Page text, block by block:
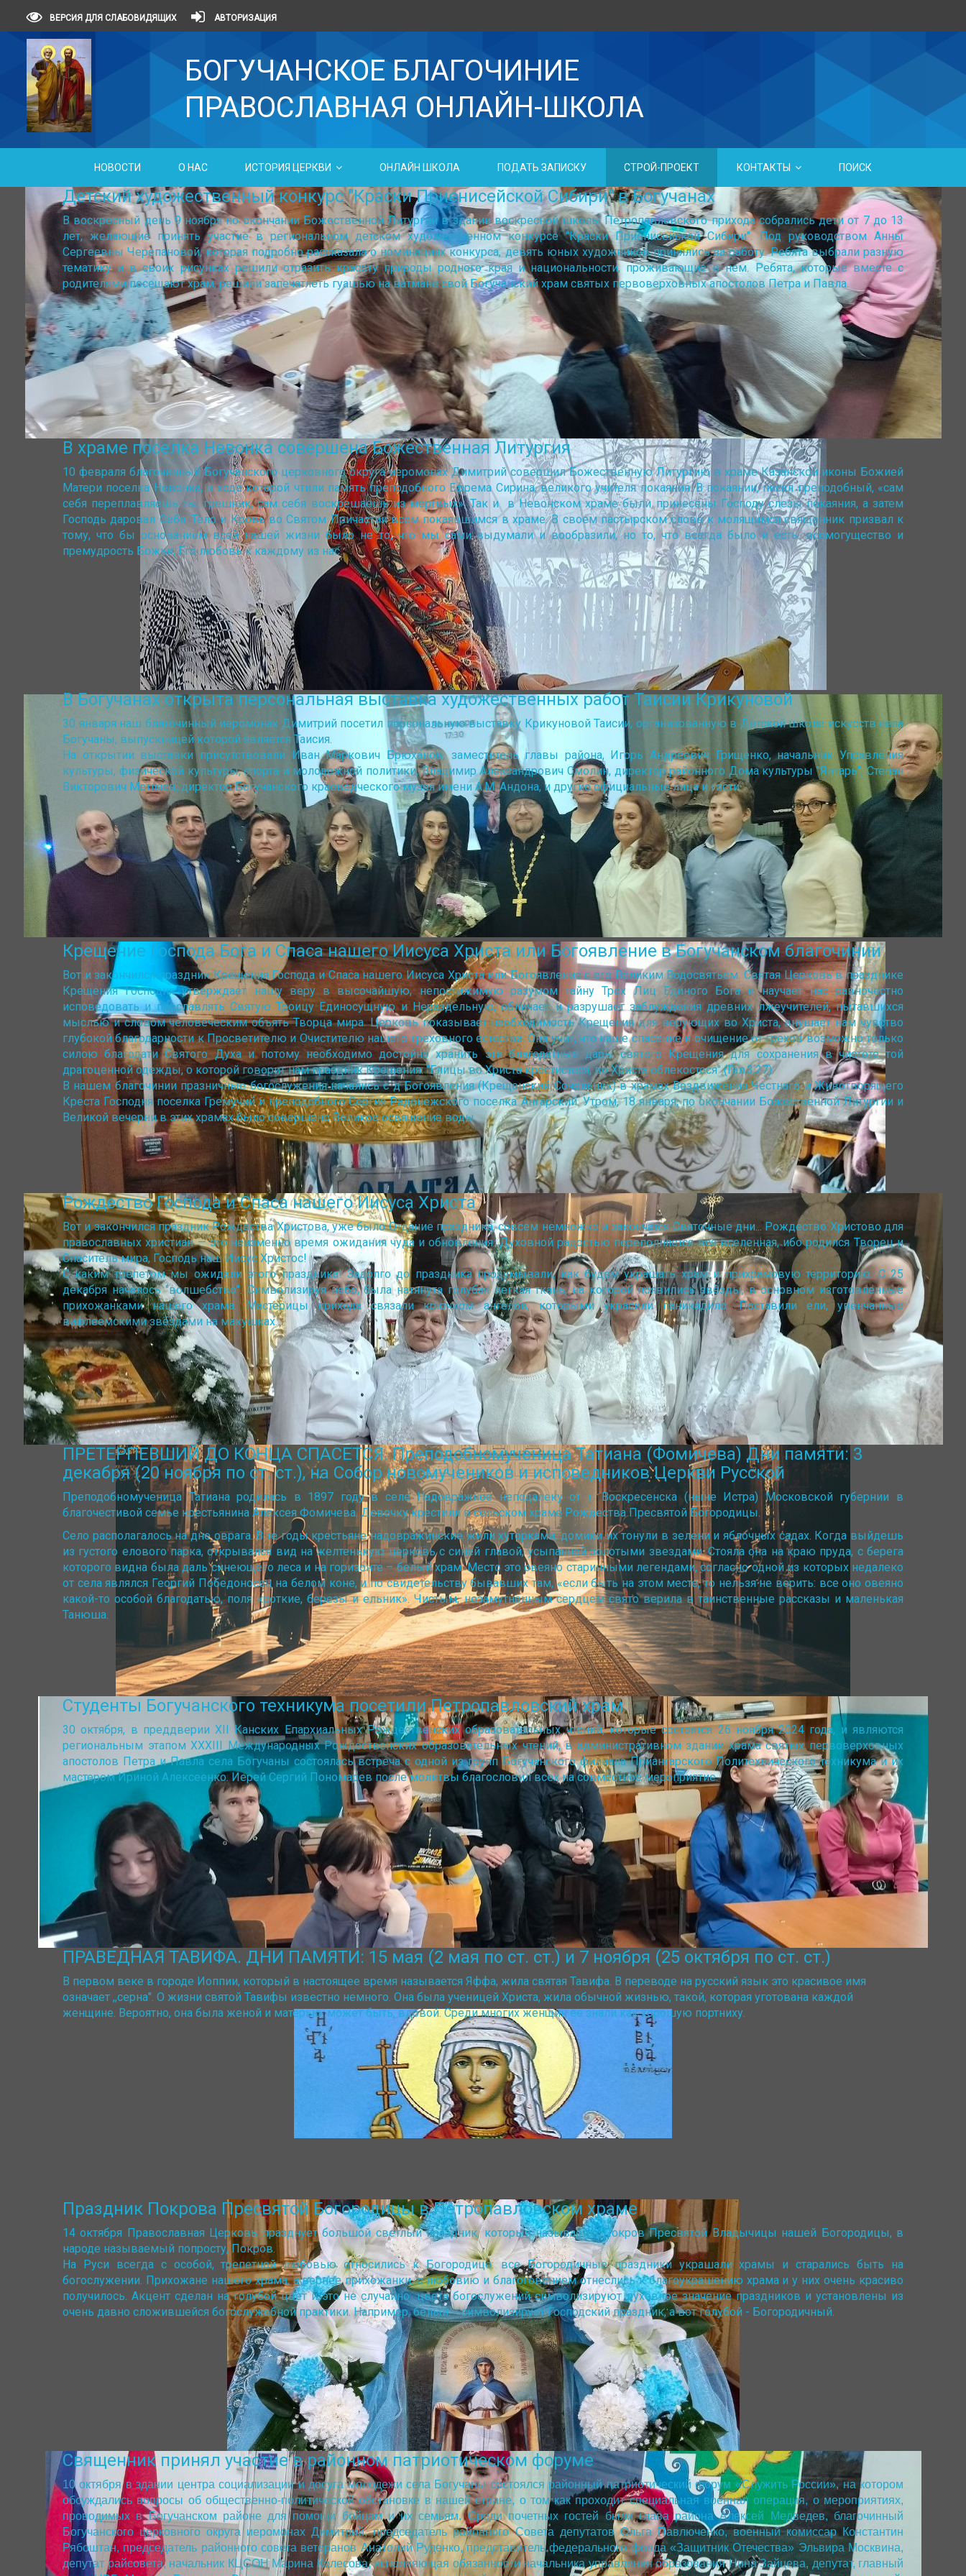
ВЕРСИЯ ДЛЯ СЛАБОВИДЯЩИХ АВТОРИЗАЦИЯ
БОГУЧАНСКОЕ БЛАГОЧИНИЕ
ПРАВОСЛАВНАЯ ОНЛАЙН-ШКОЛА
НОВОСТИ О НАС ИСТОРИЯ ЦЕРКВИ ОНЛАЙН ШКОЛА ПОДАТЬ ЗАПИСКУ СТРОЙ-ПРОЕКТ КОНТАКТЫ ПОИСК
Детский художественный конкурс "Краски Приенисейской Сибири" в Богучанах
В воскресный день 9 ноября по окончании Божественной Литургии в здании воскресной школы Петропавловского прихода собрались дети от 7 до 13
лет, желающие принять участие в региональном детском художественном конкурсе "Краски Приенисейской Сибири". Под руководством Анны
Сергеевны Черепановой, которая подробно рассказала о номинациях конкурса, девять юных художников принялись за работу. Ребята выбрали разную
тематику и в своих рисунках решили отразить красоту природы родного края и национальности, проживающие в нем. Ребята, которые вместе с
родителями посещают храм, решили запечатлеть гуашью на ватмане свой Богучанский храм святых первоверховных апостолов Петра и Павла.
В храме поселка Невонка совершена Божественная Литургия
10 февраля благочинный Богучанского церковного округа иеромонах Димитрий совершил Божественную Литургию в храме Казанской иконы Божией
Матери поселка Невонка, в ходе которой чтили память преподобного Ефрема Сирина, великого учителя покаяния. В покаянии, писал преподобный, «сам
себя переплавляешь ты, грешник, сам себя воскрешаешь из мертвых». Так и в Невонском храме были принесены Господу слезы покаяния, а затем
Господь даровал Себя: Тело и Кровь во Святом Причастии всем покаявшимся в храме. В своем пастырском слове к молящимся священник призвал к
тому, что бы основанием всей нашей жизни было не то, что мы сами выдумали и вообразили, но то, что всегда было и есть: всемогущество и
премудрость Божьи, Его любовь к каждому из нас.
В Богучанах открыта персональная выставка художественных работ Таисии Крикуновой
30 января наш благочинный иеромонах Димитрий посетил персональную выставку Крикуновой Таисии, организованную в Детской школе искусств села
Богучаны, выпускницей которой является Таисия.
На открытии выставки присутствовали Иван Маркович Брюханов, заместитель главы района, Игорь Андреевич Грищенко, начальник Управления
культуры, физической культуры, спорта и молодежной политики, Владимир Александрович Смолин, директор районного Дома культуры "Янтарь", Степан
Викторович Метляев, директор Богучанского краеведческого музея имени А.М. Андона, и другие официальные лица и гости.
Крещение Господа Бога и Спаса нашего Иисуса Христа или Богоявление в Богучанском благочинии
Вот и закончился праздник Крещения Господа и Спаса нашего Иисуса Христа или Богоявление с его Великим Водосвятьем. Святая Церковь в празднике
Крещения Господня утверждает нашу веру в высочайшую, непостижимую разумом тайну Трех Лиц Единого Бога и научает нас равночестно
исповедовать и прославлять Святую Троицу Единосущную и Нераздельную; обличает и разрушает заблуждения древних лжеучителей, пытавшихся
мыслью и словом человеческим объять Творца мира. Церковь показывает необходимость Крещения для верующих во Христа, внушает нам чувство
глубокой благодарности к Просветителю и Очистителю нашего греховного естества. Она учит, что наше спасение и очищение от грехов возможно только
силою благодати Святого Духа и потому необходимо достойно хранить эти благодатные дары святого Крещения для сохранения в чистоте той
драгоценной одежды, о которой говорит нам праздник Крещения: "Елицы во Христа крестистеся, во Христа облекостеся" (Гал.3,27).
В нашем благочинии празничные богослужения начались с д Богоявления (Крещенский Сочельник) в храмах Воздвижения Честнаго и Животворящего
Креста Господня поселка Гремучий и преподобного Сергия Радонежского поселка Ангарский. Утром, 18 января, по окончании Божественной Литургии и
Великой вечерни в этих храмах было совершено Великое освящение воды.
Рождество Господа и Спаса нашего Иисуса Христа
Вот и закончился праздник Рождества Христова, уже было Отдание праздника, совсем немножко и закончатся Святочные дни... Рождество Христово для
православных христиан — это неизменно время ожидания чуда и обновления. Духовной радостью переполняется вся вселенная, ибо родился Творец и
Спаситель мира, Господь наш Иисус Христос!
С каким трепетом мы ожидали этого праздника! Задолго до праздника продумывали, как будем украшать храм и прихрамовую территорию. С 25
декабря началось "волшебство". Символизируя небо, была натянута голубая легкая ткань, на которой появились звёзды, в основном изготовленные
прихожанками нашего храма. Мастерицы прихода связали крючком ангелов, которыми украсили паникадило. Поставили ели, увенчанные
вифлеемскими звёздами на макушках.
ПРЕТЕРПЕВШИЙ ДО КОНЦА СПАСЕТСЯ. Преподобномученица Татиана (Фомичева) Дни памяти: 3
декабря (20 ноября по ст. ст.), на Собор новомучеников и исповедников Церкви Русской
Преподобномученица Татиана родилась в 1897 году в селе Надовражное неподалеку от г. Воскресенска (ныне Истра) Московской губернии в
благочестивой семье крестьянина Алексея Фомичева. Девочку крестили в сельском храме Рождества Пресвятой Богородицы.
Село располагалось на дне оврага. В те годы крестьяне надовражинские жили хуторками, домики их тонули в зелени и яблочных садах. Когда выйдешь
из густого елового парка, открывался вид на желтенькую церковь с синей главой, усыпанной золотыми звездами. Стояла она на краю пруда, с берега
которого видна была даль синеющего леса и на горизонте – белый храм. Место это овеяно старинными легендами, согласно одной из которых недалеко
от села являлся Георгий Победоносец на белом коне, и по свидетельству бывавших там, «если быть на этом месте, то нельзя не верить: все оно овеяно
какой-то особой благодатью, поля кроткие, березы и ельник». Чистым, незамутненным сердцем свято верила в таинственные рассказы и маленькая
Танюша.
Студенты Богучанского техникума посетили Петропавловский храм
30 октября, в преддверии XII Канских Епархиальных Рождественских образовательных чтений, которые состоятся 26 ноября 2024 года, и являются
региональным этапом XXXIII Международных Рождественских образовательных чтений, в административном здании храма святых первоверховных
апостолов Петра и Павла села Богучаны состоялась встреча с одной из групп Богучанского филиала Приангарского Политехнического техникума и их
мастером Ириной Алексеенко. Иерей Сергий Пономарев после молитвы благословил всех на совместное мероприятие.
ПРАВЕДНАЯ ТАВИФА. ДНИ ПАМЯТИ: 15 мая (2 мая по ст. ст.) и 7 ноября (25 октября по ст. ст.)
В первом веке в городе Иоппии, который в настоящее время называется Яффа, жила святая Тавифа. В переводе на русский язык это красивое имя
означает ,,серна". О жизни святой Тавифы известно немного. Она была ученицей Христа, жила обычной жизнью, такой, которая уготована каждой
женщине. Вероятно, она была женой и матерью, может быть, вдовой. Среди многих женщин ее знали как хорошую портниху.
Праздник Покрова Пресвятой Богородицы в Петропавловском храме
14 октября Православная Церковь празднует большой светлый праздник, который называется Покров Пресвятой Владычицы нашей Богородицы, в
народе называемый попросту, Покров.
На Руси всегда с особой, трепетной любовью относились к Богородице: все Богородичные праздники украшали храмы и старались быть на
богослужении. Прихожане нашего храма, а вернее прихожанки, с любовию и благоговением отнеслись к благоукрашению храма и у них очень красиво
получилось. Акцент сделан на голубой цвет и это не случайно: цвета богослужений символизируют духовное значение праздников и установлены из
очень давно сложившейся богослужебной практики. Например, белый – символизирует Господский праздник, а вот голубой - Богородичный.
Священник принял участие в районном патриотическом форуме
10 октября в здании центра социализации и досуга молодежи села Богучаны состоялся районный патриотический форум «Служить России», на котором
обсуждались вопросы об общественно-политической обстановке в нашей стране, о том как проходит специальная военная операция, о мероприятиях,
проводимых в Богучанском районе для помощи бойцам и их семьям. Среди почетных гостей были глава района Алексей Медведев, благочинный
Богучанского церковного округа иеромонах Димитрий, председатель районного Совета депутатов Ольга Павлюченко, военный комиссар Константин
Рябоштан, председатель районного совета ветеранов Анатолий Руденко, представитель федерального фонда «Защитник Отечества» Эльвира Москвина,
депутат райсовета, начальник КЦСОН Марина Колесова, исполняющая обязанности начальника управления образования Нина Зайцева, депутат, главный